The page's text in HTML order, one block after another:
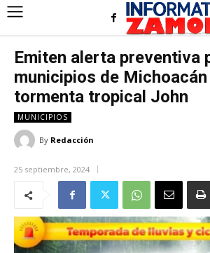
Emiten alerta preventiva
municipios de
tormenta tropical John
MUNICIPIOS
By Redacción
25 septiembre, 2024